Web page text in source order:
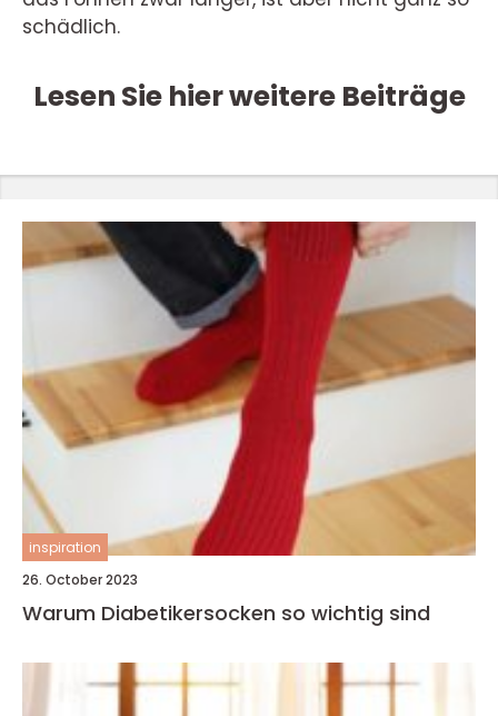
schädlich.
Lesen Sie hier weitere Beiträge
inspiration
26. October 2023
Warum Diabetikersocken so wichtig sind